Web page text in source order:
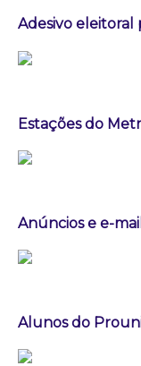
Adesivo
Estações do
Anúncios e e-
Alunos do